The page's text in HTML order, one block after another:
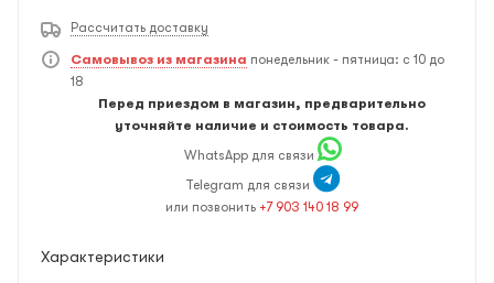
Рассчитать доставку
Самовывоз из магазина понедельник - пятница: с 10 до
18
Перед приездом в магазин, предварительно
уточняйте наличие и стоимость товара.
WhatsApp для связи
Telegram для связи
или позвонить +7 903 140 18 99
Характеристики